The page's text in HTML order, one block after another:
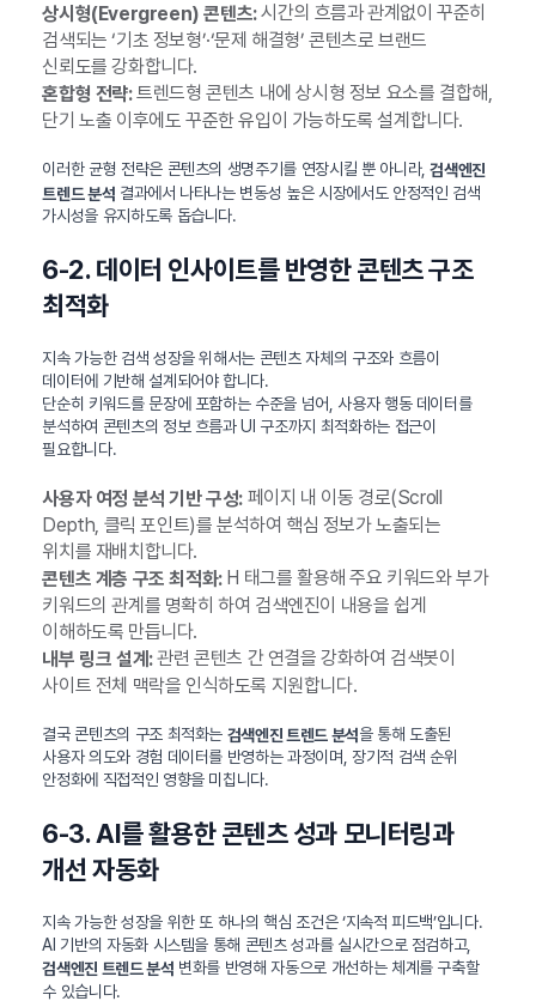
상시형(Evergreen) 콘텐츠:시간의 흐름과 관계없이 꾸준히
검색되는 ‘기초 정보형’·‘문제 해결형’ 콘텐츠로 브랜드
신뢰도를 강화합니다.
혼합형 전략:트렌드형 콘텐츠 내에 상시형 정보 요소를 결합해,
단기 노출 이후에도 꾸준한 유입이 가능하도록 설계합니다.
이러한 균형 전략은 콘텐츠의 생명주기를 연장시킬 뿐 아니라,검색엔진
트렌드 분석 결과에서 나타나는 변동성 높은 시장에서도 안정적인 검색
가시성을 유지하도록 돕습니다.
6-2. 데이터 인사이트를 반영한 콘텐츠 구조
최적화
지속 가능한 검색 성장을 위해서는 콘텐츠 자체의 구조와 흐름이
데이터에 기반해 설계되어야 합니다.
단순히 키워드를 문장에 포함하는 수준을 넘어, 사용자 행동 데이터를
분석하여 콘텐츠의 정보 흐름과 UI 구조까지 최적화하는 접근이
필요합니다.
사용자 여정 분석 기반 구성:페이지 내 이동 경로(Scroll
Depth, 클릭 포인트)를 분석하여 핵심 정보가 노출되는
위치를 재배치합니다.
콘텐츠 계층 구조 최적화:H 태그를 활용해 주요 키워드와 부가
키워드의 관계를 명확히 하여 검색엔진이 내용을 쉽게
이해하도록 만듭니다.
내부 링크 설계:관련 콘텐츠 간 연결을 강화하여 검색봇이
사이트 전체 맥락을 인식하도록 지원합니다.
결국 콘텐츠의 구조 최적화는 검색엔진 트렌드 분석을 통해 도출된
사용자 의도와 경험 데이터를 반영하는 과정이며, 장기적 검색 순위
안정화에 직접적인 영향을 미칩니다.
6-3. AI를 활용한 콘텐츠 성과 모니터링과
개선 자동화
지속 가능한 성장을 위한 또 하나의 핵심 조건은 ‘지속적 피드백’입니다.
AI 기반의 자동화 시스템을 통해 콘텐츠 성과를 실시간으로 점검하고,
검색엔진 트렌드 분석 변화를 반영해 자동으로 개선하는 체계를 구축할
수 있습니다.